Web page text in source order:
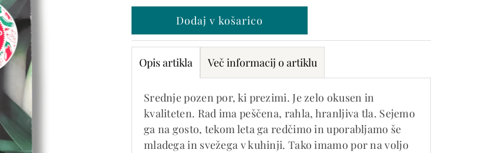
Opis artikla Več informacij o artiklu
Srednje pozen por, ki prezimi. Je zelo okusen in
kvaliteten. Rad ima peščena, rahla, hranljiva tla. Sejemo
ga na gosto, tekom leta ga redčimo in uporabljamo še
mladega in svežega v kuhinji. Tako imamo por na voljo